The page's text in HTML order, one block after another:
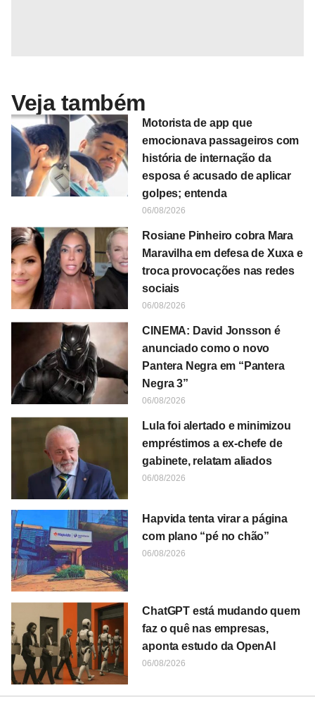
Veja também
Motorista de app que
emocionava passageiros com
história de internação da
esposa é acusado de aplicar
golpes; entenda
06/08/2026
Rosiane Pinheiro cobra Mara
Maravilha em defesa de Xuxa e
troca provocações nas redes
sociais
06/08/2026
CINEMA: David Jonsson é
anunciado como o novo
Pantera Negra em “Pantera
Negra 3”
06/08/2026
Lula foi alertado e minimizou
empréstimos a ex-chefe de
gabinete, relatam aliados
06/08/2026
Hapvida tenta virar a página
com plano “pé no chão”
06/08/2026
ChatGPT está mudando quem
faz o quê nas empresas,
aponta estudo da OpenAI
06/08/2026